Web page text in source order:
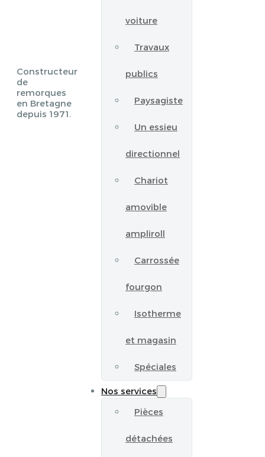
Constructeur
de
remorques
en Bretagne
depuis 1971.
voiture
Travaux
publics
Paysagiste
Un essieu
directionnel
Chariot
amovible
ampliroll
Carrossée
fourgon
Isotherme
et magasin
Spéciales
Nos services
Pièces
détachées